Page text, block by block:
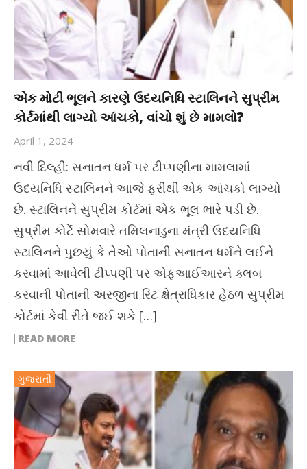
એક મોટી ભૂલને કારણે ઉદયનિધિ સ્ટાલિનને સુપ્રીમ
કોર્ટમાંથી લાગ્યો આંચકો, વાંચો શું છે મામલો?
April 1, 2024
નવી દિલ્હી: સનાતન ધર્મ પર ટીપ્પણીના મામલામાં
ઉદયનિધિ સ્ટાલિનને આજે ફરીથી એક આંચકો લાગ્યો
છે. સ્ટાલિનને સુપ્રીમ કોર્ટમાં એક ભૂલ ભારે પડી છે.
સુપ્રીમ કોર્ટે સોમવારે તમિલનાડુના મંત્રી ઉદયનિધિ
સ્ટાલિનને પુછયું કે તેઓ પોતાની સનાતન ધર્મને લઈને
કરવામાં આવેલી ટીપ્પણી પર એફઆઈઆરને ક્લબ
કરવાની પોતાની અરજીના રિટ ક્ષેત્રાધિકાર હેઠળ સુપ્રીમ
કોર્ટમાં કેવી રીતે જઈ શકે […]
READ MORE
ગુજરાતી